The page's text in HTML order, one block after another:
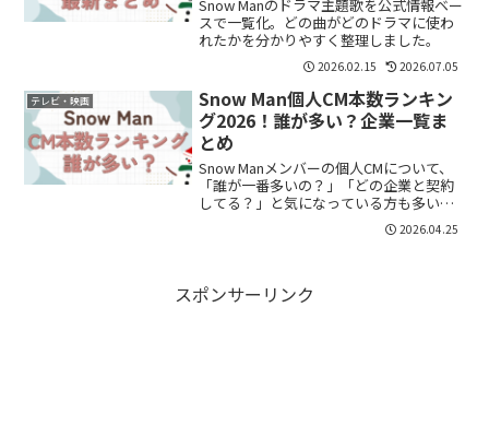
Snow Manのドラマ主題歌を公式情報ベー
スで一覧化。どの曲がどのドラマに使わ
れたかを分かりやすく整理しました。
2026.02.15 2026.07.05
テレビ・映画
Snow Man個人CM本数ランキン
グ2026！誰が多い？企業一覧ま
とめ
Snow Manメンバーの個人CMについて、
「誰が一番多いの？」「どの企業と契約
してる？」と気になっている方も多いの
ではないでしょうか。結論から言うと、
2026年時点では目黒蓮さんが最多クラス
2026.04.25
スポンサーリンク